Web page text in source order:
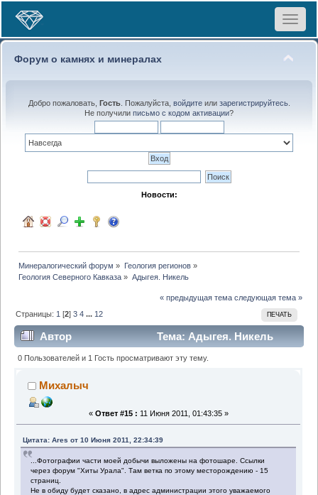
Toggle
Форум о камнях и минералах
Добро пожаловать, Гость. Пожалуйста, войдитеили зарегистрируйтесь.
Не получили письмо с кодом активации?
Новости:
Минералогический форум » Геология регионов»
Геология Северного Кавказа » Адыгея. Никель
« предыдущая тема следующая тема »
ПЕЧАТЬ
Страницы: 1 [2]3 4 ... 12
Автор
Тема: Адыгея. Никель
(Прочитано 52313 раз)
0 Пользователей и 1 Гость просматривают эту тему.
Михалыч
« Ответ #15 : 11 Июня 2011, 01:43:35 »
Цитата: Ares от 10 Июня 2011, 22:34:39
...Фотографии части моей добычи выложены на фотошаре. Ссылки
через форум "Хиты Урала". Там ветка по этому месторождению - 15
страниц.
Не в обиду будет сказано, в адрес администрации этого уважаемого